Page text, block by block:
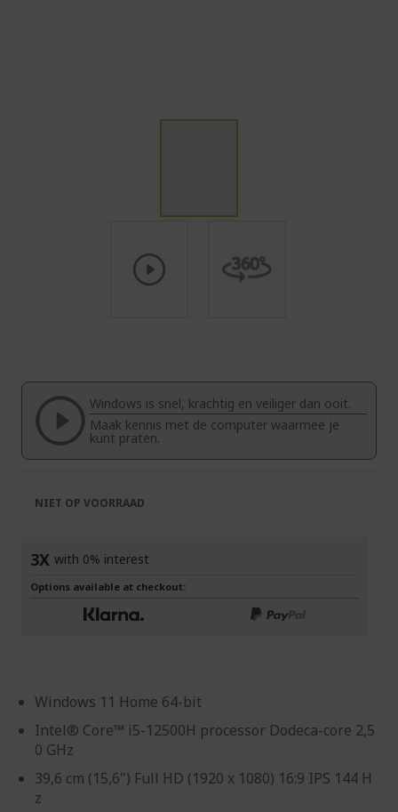
begin
afbeeldingen-
gallerij
Windows is snel, krachtig en veiliger dan ooit.
Maak kennis met de computer waarmee je
kunt praten.
Windows 11 Home 64-bit
Intel® Core™ i5-12500H processor Dodeca-core 2,5
0 GHz
39,6 cm (15,6") Full HD (1920 x 1080) 16:9 IPS 144 H
z
NIET OP VOORRAAD
3X with 0% interest
Options available at checkout: